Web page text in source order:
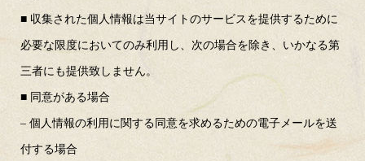
■ 収集された個人情報は当サイトのサービスを提供するために
必要な限度においてのみ利用し、次の場合を除き、いかなる第
三者にも提供致しません。
■ 同意がある場合
– 個人情報の利用に関する同意を求めるための電子メールを送
付する場合